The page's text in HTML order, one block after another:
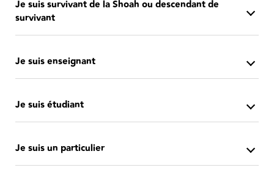
Je suis survivant de la Shoah ou descendant de
survivant
Je suis enseignant
Je suis étudiant
Je suis un particulier